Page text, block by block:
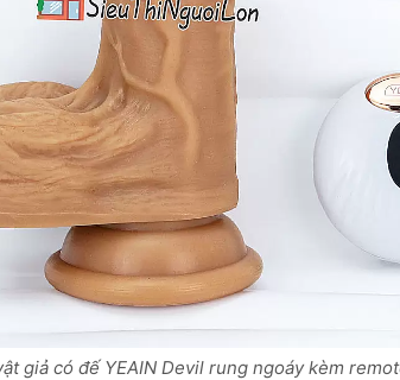
giả có đế YEAIN Devil rung ngoáy kèm